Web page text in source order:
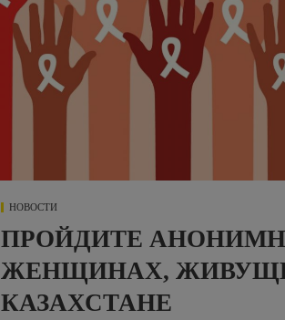
НОВОСТИ
ПРОЙДИТЕ
ЖЕНЩИНАХ,
КАЗАХСТАНЕ